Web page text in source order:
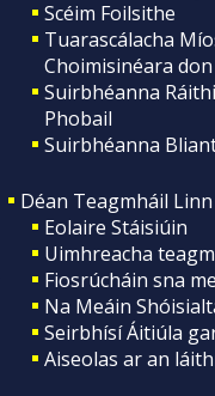
Scéim Foilsithe
Tuarascálacha
Choimisinéara
Suirbhéanna
Phobail
Suirbhéanna
Déan Teagmháil Linn
Eolaire Stáisiúin
Uimhreacha
Fiosrúcháin sna
Na Meáin
Seirbhísí Áitiúla
Aiseolas ar an